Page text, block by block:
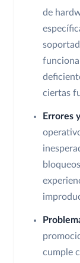
de
ciertas
Errores
cumple